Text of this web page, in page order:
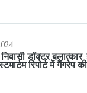
डॉक्टर बलात्कार-
रिपोर्ट में गैंगरेप